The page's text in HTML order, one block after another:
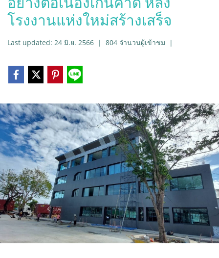
โรงงานแห่งใหม่สร้างเสร็จ
Last updated: 24 มิ.ย. 2566 | 804 จำนวนผู้เข้าชม |